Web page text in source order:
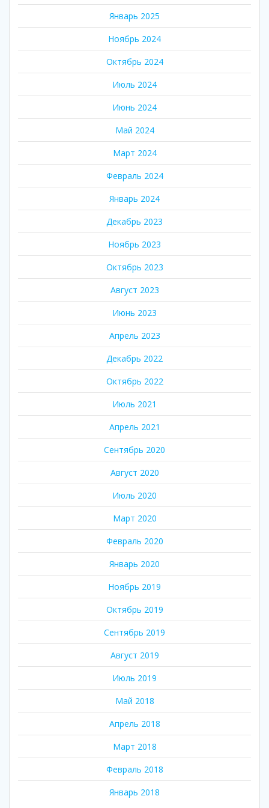
Январь 2025
Ноябрь 2024
Октябрь 2024
Июль 2024
Июнь 2024
Май 2024
Март 2024
Февраль 2024
Январь 2024
Декабрь 2023
Ноябрь 2023
Октябрь 2023
Август 2023
Июнь 2023
Апрель 2023
Декабрь 2022
Октябрь 2022
Июль 2021
Апрель 2021
Сентябрь 2020
Август 2020
Июль 2020
Март 2020
Февраль 2020
Январь 2020
Ноябрь 2019
Октябрь 2019
Сентябрь 2019
Август 2019
Июль 2019
Май 2018
Апрель 2018
Март 2018
Февраль 2018
Январь 2018